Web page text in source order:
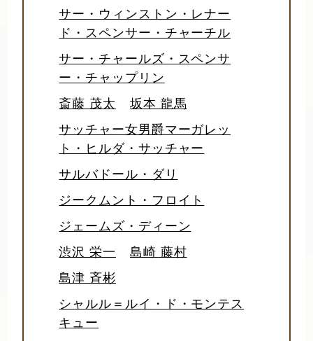
サー・ウィンストン・レナー
ド・スペンサー・チャーチル
サー・チャールズ・スペンサ
ー・チャップリン
斎藤 茂太
坂本 龍馬
サッチャー女男爵マーガレッ
ト・ヒルダ・サッチャー
サルバドール・ダリ
ジークムント・フロイト
ジェームズ・ディーン
渋沢 栄一
島崎 藤村
島津 斉彬
シャルル＝ルイ・ド・モンテス
キュー